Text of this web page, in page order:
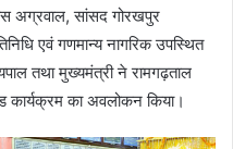
अग्रवाल, सांसद गोरखपुर
एवं गणमान्य नागरिक उपस्थित
तथा मुख्यमंत्री ने रामगढ़ताल
कार्यक्रम का अवलोकन किया।